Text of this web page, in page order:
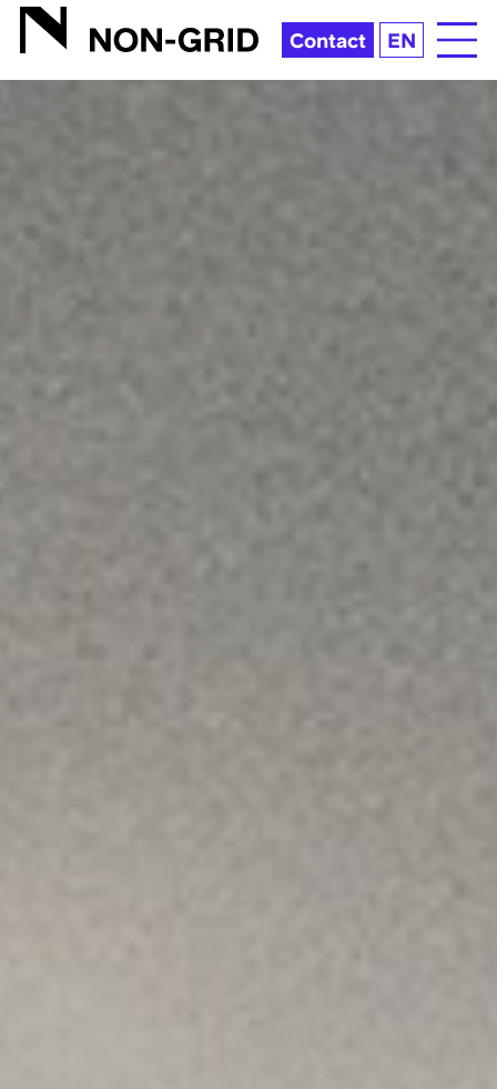
JOHNNY REB | NON-GRID INC.
Contact EN